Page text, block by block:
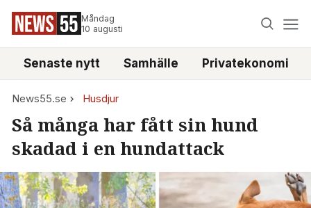
Måndag
10 augusti
Senaste nytt Samhälle Privatekonomi
News55.se Husdjur
Så många har fått sin hund
skadad i en hundattack